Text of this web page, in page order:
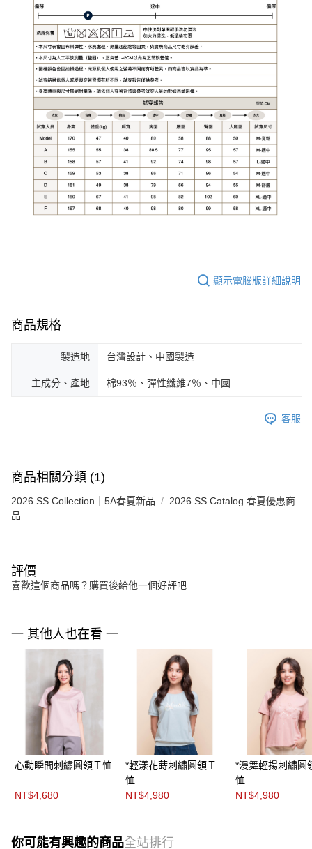
顯示電腦版詳細說明
商品規格
製造地 台灣設計、中國製造
主成分、產地 棉93％、彈性纖維7％、中國
客服
商品相關分類 (1)
2026 SS Collection｜5A春夏新品
2026 SS Catalog 春夏優惠商
品
評價
喜歡這個商品嗎？購買後給他一個好評吧
一 其他人也在看 一
心動瞬間刺繡圓領Ｔ恤
NT$4,680
*輕漾花蒔刺繡圓領Ｔ
恤
NT$4,980
*漫舞輕揚刺繡圓
恤
NT$4,980
你可能有興趣的商品全站排行